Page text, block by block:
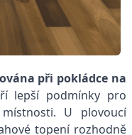
při pokládce na
lepší podmínky pro
U plovoucí
topení rozhodně